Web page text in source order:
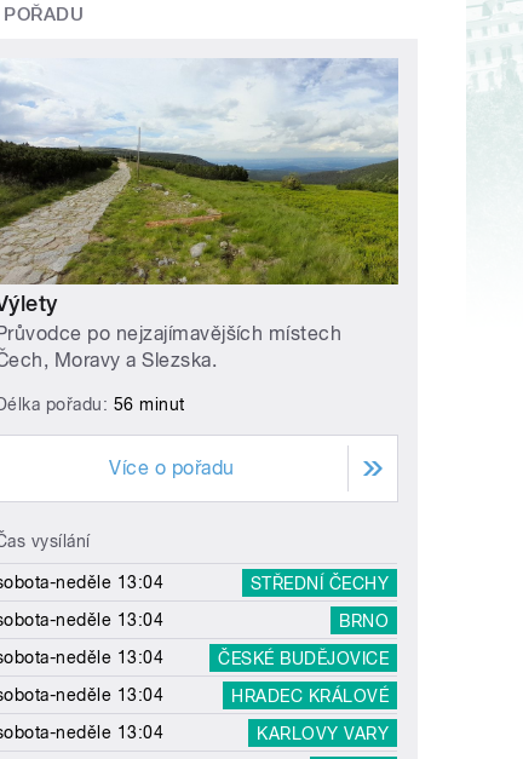
POŘADU
po nejzajímavějších místech
Moravy a Slezska.
pořadu: 56 minut
Více o pořadu
vysílání
neděle 13:04
STŘEDNÍ ČECHY
neděle 13:04
BRNO
neděle 13:04
ČESKÉ BUDĚJOVICE
neděle 13:04
HRADEC KRÁLOVÉ
neděle 13:04
KARLOVY VARY